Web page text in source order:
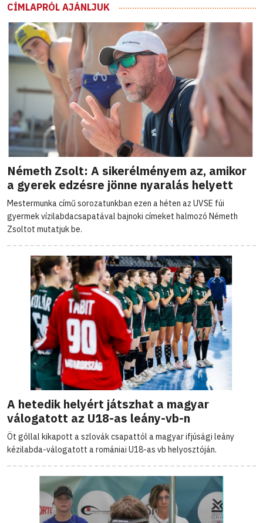
CÍMLAPRÓL AJÁNLJUK
Németh Zsolt: A sikerélményem az, amikor
a gyerek edzésre jönne nyaralás helyett
Mestermunka című sorozatunkban ezen a héten az UVSE fúi
gyermek vízilabdacsapatával bajnoki címeket halmozó Németh
Zsoltot mutatjuk be.
A hetedik helyért játszhat a magyar
válogatott az U18-as leány-vb-n
Öt góllal kikapott a szlovák csapattól a magyar ifjúsági leány
kézilabda-válogatott a romániai U18-as vb helyosztóján.